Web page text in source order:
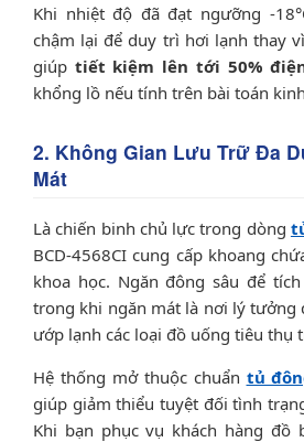
Khi nhiệt độ đã đạt ngưỡng -
chậm lại để duy trì hơi lạnh thay
giúp tiết kiệm lên tới 50%
khổng lồ nếu tính trên bài toán
2. Không Gian Lưu Trữ Đa
Mát
Là chiến binh chủ lực trong dòng
BCD-4568CI cung cấp khoang
khoa học. Ngăn đông sâu để
trong khi ngăn mát là nơi lý tưởng
ướp lạnh các loại đồ uống tiêu thụ
Hệ thống mở thuộc chuẩn tủ
giúp giảm thiểu tuyệt đối tình
Khi bạn phục vụ khách hàng đồ